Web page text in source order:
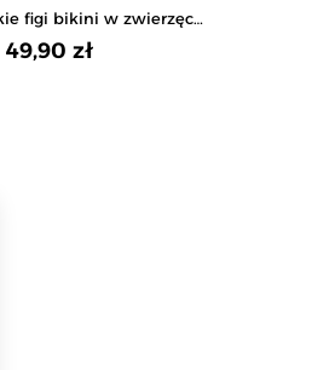
figi bikini w zwierzęce
wzory 4-pak
49,90 zł